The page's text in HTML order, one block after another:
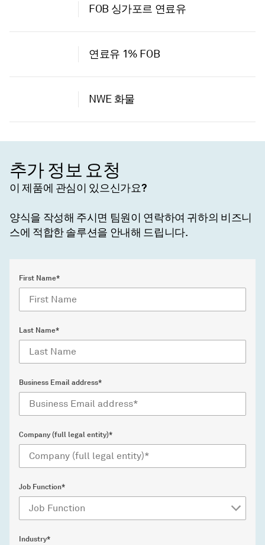
FOB 싱가포르 연료유
연료유 1% FOB
NWE 화물
추가 정보 요청
이 제품에 관심이 있으신가요?
양식을 작성해 주시면 팀원이 연락하여 귀하의 비즈니
스에 적합한 솔루션을 안내해 드립니다.
First Name*
Last Name*
Business Email address*
Company (full legal entity)*
Job Function*
Industry*